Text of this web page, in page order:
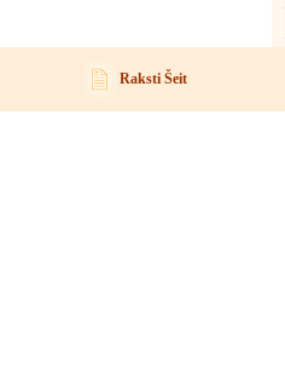
Raksti Šeit